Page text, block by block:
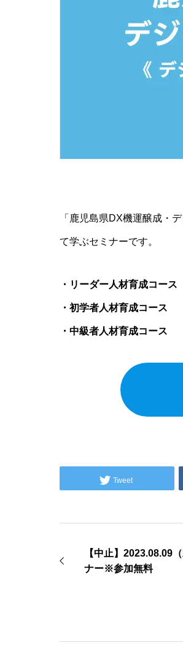
「鹿児島県DX機運醸成・
て学ぶセミナーです。
・リーダー人材育成コース
・初学者人材育成コース
・中級者人材育成コース
Tweet
【中止】2023.08.09
ナー※参加無料